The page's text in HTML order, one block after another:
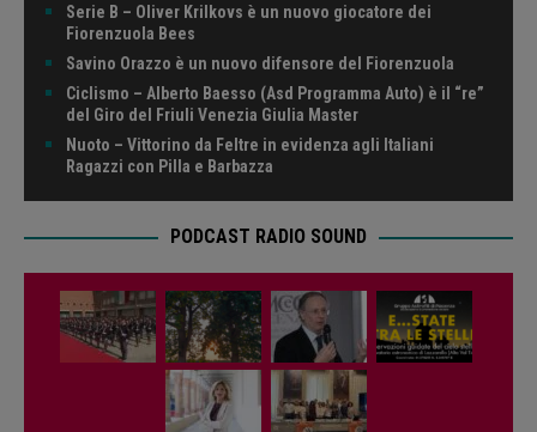
Serie B – Oliver Krilkovs è un nuovo giocatore dei
Fiorenzuola Bees
Savino Orazzo è un nuovo difensore del Fiorenzuola
Ciclismo – Alberto Baesso (Asd Programma Auto) è il “re”
del Giro del Friuli Venezia Giulia Master
Nuoto – Vittorino da Feltre in evidenza agli Italiani
Ragazzi con Pilla e Barbazza
PODCAST RADIO SOUND